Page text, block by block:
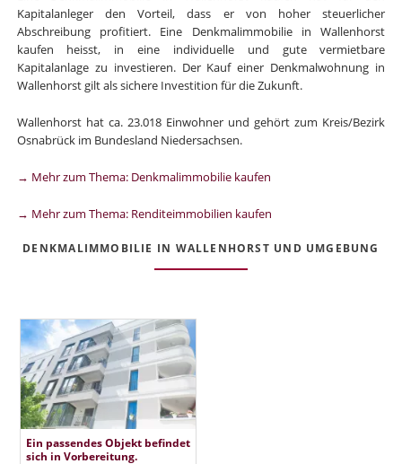
Kapitalanleger den Vorteil, dass er von hoher steuerlicher
Abschreibung profitiert. Eine Denkmalimmobilie in Wallenhorst
kaufen heisst, in eine individuelle und gute vermietbare
Kapitalanlage zu investieren. Der Kauf einer Denkmalwohnung in
Wallenhorst gilt als sichere Investition für die Zukunft.
Wallenhorst hat ca. 23.018 Einwohner und gehört zum Kreis/Bezirk
Osnabrück im Bundesland Niedersachsen.
→ Mehr zum Thema: Denkmalimmobilie kaufen
→ Mehr zum Thema: Renditeimmobilien kaufen
DENKMALIMMOBILIE IN WALLENHORST UND UMGEBUNG
Ein passendes Objekt befindet
sich in Vorbereitung.